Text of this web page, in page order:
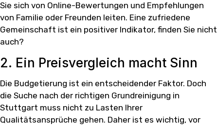
Sie sich von Online-Bewertungen und Empfehlungen
von Familie oder Freunden leiten. Eine zufriedene
Gemeinschaft ist ein positiver Indikator, finden Sie nicht
auch?
2. Ein Preisvergleich macht Sinn
Die Budgetierung ist ein entscheidender Faktor. Doch
die Suche nach der richtigen Grundreinigung in
Stuttgart muss nicht zu Lasten Ihrer
Qualitätsansprüche gehen. Daher ist es wichtig, vor